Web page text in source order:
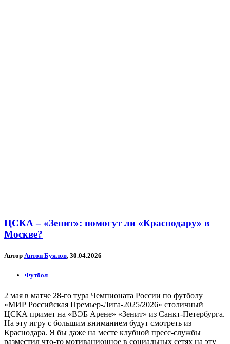
ЦСКА – «Зенит»: помогут ли «Краснодару» в
Москве?
Автор Антон Буялов, 30.04.2026
Футбол
2 мая в матче 28-го тура Чемпионата России по футболу
«МИР Российская Премьер-Лига-2025/2026» столичный
ЦСКА примет на «ВЭБ Арене» «Зенит» из Санкт-Петербурга.
На эту игру с большим вниманием будут смотреть из
Краснодара. Я бы даже на месте клубной пресс-службы
разместил что-то мотивационное в социальных сетях на эту